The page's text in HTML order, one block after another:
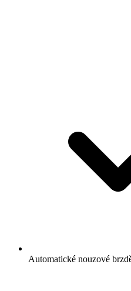
Automatické nouzové